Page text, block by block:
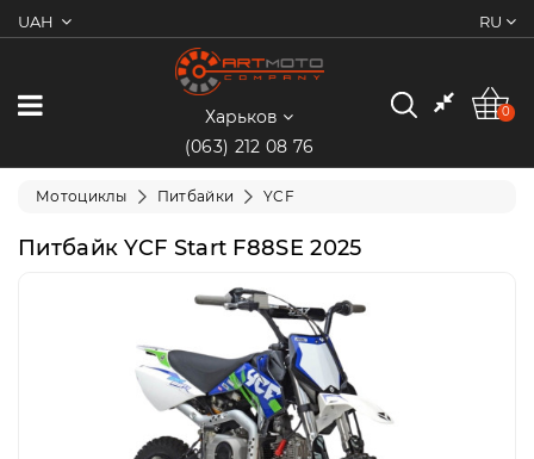
UAH RU
0
Категории
Мотоциклы
Квадроциклы
Электротранспорт
Экипировка
Харьков
(063) 212 08 76
0
Мотоциклы Питбайки YCF
Питбайк YCF Start F88SE 2025